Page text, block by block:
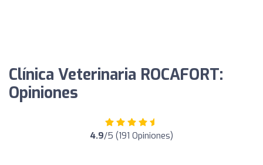
Clínica Veterinaria ROCAFORT:
Opiniones
4.9/5 (191 Opiniones)